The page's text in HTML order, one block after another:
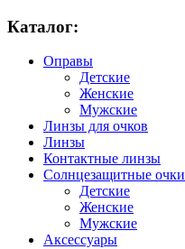
Каталог:
Оправы
Детские
Женские
Мужские
Линзы для очков
Линзы
Контактные линзы
Солнцезащитные очки
Детские
Женские
Мужские
Аксессуары